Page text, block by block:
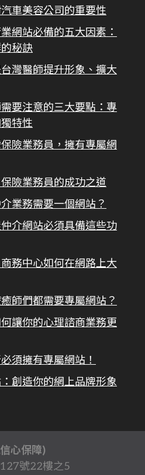
車美容公司的重要性
網站必備的五大因素：
秘訣
灣醫師提升形象、擴大
要注意的三大要點：專
特性
險業務員，擁有專屬網
險業務員的成功之道
業務需要一個網站？
介網站必須具備這些功
務中心如何在網路上大
師們都需要專屬網站？
讓你的心理諮商業務更
須擁有專屬網站！
創造你的網上品牌形象
心保障)
號22樓之5